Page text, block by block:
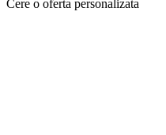
Cere o oferta personalizata